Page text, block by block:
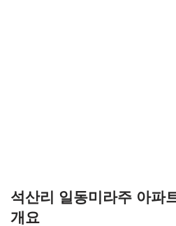
석산리 일동미라주 아파
개요